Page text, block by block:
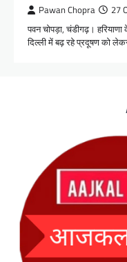
Pawan Chopra 27
पवन चोपड़ा, चंडीगढ़।
दिल्ली में बढ़ रहे प्रदूषण को